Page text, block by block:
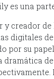
es una
y creador
digitales
por su
dramática